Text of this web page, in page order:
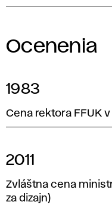
Ocenenia
1983
Cena rektora FFUK
2011
Zvláštna cena
za dizajn)